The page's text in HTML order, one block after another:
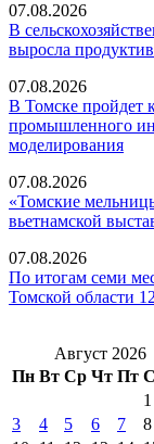
07.08.2026
В
выросла
07.08.2026
В Томске пройдет
промышленного
моделирования
07.08.2026
«Томские
вьетнамской
07.08.2026
По итогам семи
Томской области
Август 2026
Пн Вт Ср Чт Пт
1
3
4 5 6 7 8